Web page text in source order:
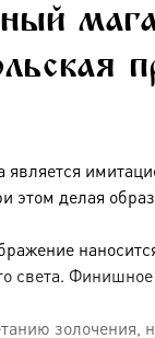
этом делая
света.
золочения,